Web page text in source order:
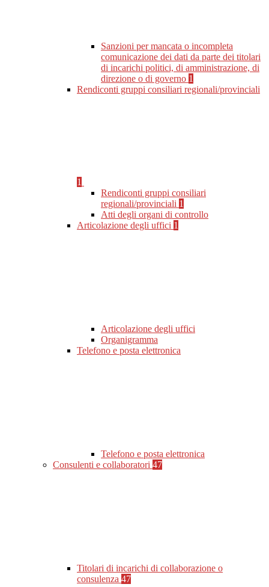
Sanzioni per mancata o incompleta
comunicazione dei dati da parte dei titolari
di incarichi politici, di amministrazione, di
direzione o di governo 1
Rendiconti gruppi consiliari regionali/provinciali
1
Rendiconti gruppi consiliari
regionali/provinciali 1
Atti degli organi di controllo
Articolazione degli uffici 1
Articolazione degli uffici
Organigramma
Telefono e posta elettronica
Telefono e posta elettronica
Consulenti e collaboratori 47
Titolari di incarichi di collaborazione o
consulenza 47